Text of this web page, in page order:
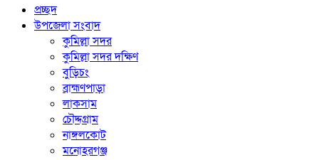
প্রচ্ছদ
উপজেলা সংবাদ
কুমিল্লা সদর
কুমিল্লা সদর দক্ষিণ
বুড়িচং
ব্রাহ্মণপাড়া
লাকসাম
চৌদ্দগ্রাম
নাঙ্গলকোট
মনোহরগঞ্জ